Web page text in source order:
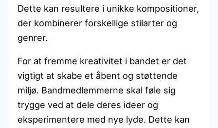
Dette kan resultere i unikke kompositioner,
der kombinerer forskellige stilarter og
genrer.
For at fremme kreativitet i bandet er det
vigtigt at skabe et åbent og støttende
miljø. Bandmedlemmerne skal føle sig
trygge ved at dele deres ideer og
eksperimentere med nye lyde. Dette kan